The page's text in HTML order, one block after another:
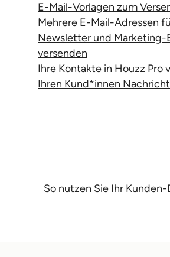
E-Mail-Vorlagen zum
Mehrere E-Mail-Adressen
Newsletter und Marketing-
versenden
Ihre Kontakte in Houzz Pro
Ihren Kund*innen
So nutzen Sie Ihr Kunden-